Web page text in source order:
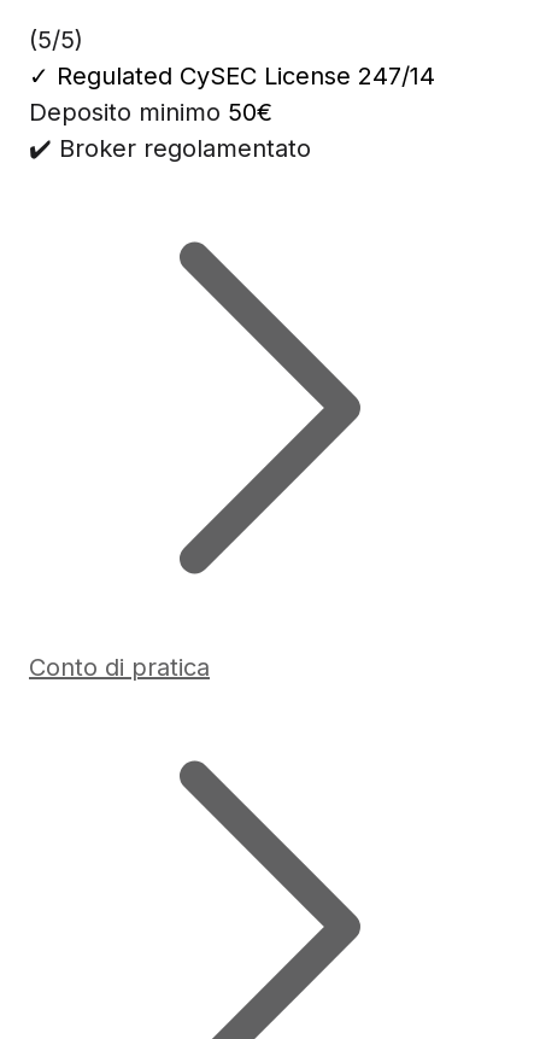
(5/5)
✓ Regulated CySEC License 247/14
Deposito minimo 50€
✔️ Broker regolamentato
Conto di pratica